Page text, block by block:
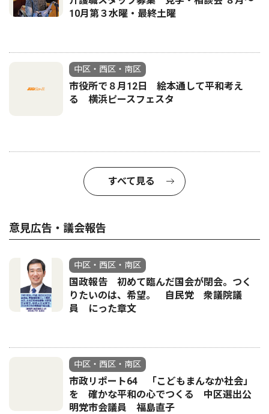
10月第３水曜・最終土曜
中区・西区・南区
市役所で８月12日 絵本通して平和考え
る 横浜ピースフェスタ
すべて見る
意見広告・議会報告
中区・西区・南区
国政報告 初めて臨んだ国会が閉会。つく
りたいのは、希望。 自民党 衆議院議
員 にった章文
中区・西区・南区
市政リポート64 「こどもまんなか社会」
を 確かな平和の心でつくる 中区選出公
明党市会議員 福島直子